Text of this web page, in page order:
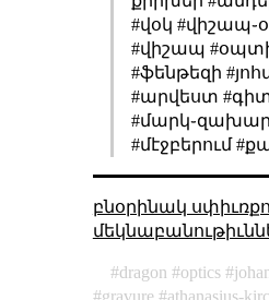
#վօկ
#վիշապ
#ֆենթեզի
#արվեստ
#մէջբերում
բնօրինակ
dragon optics
gravure
athanasius-